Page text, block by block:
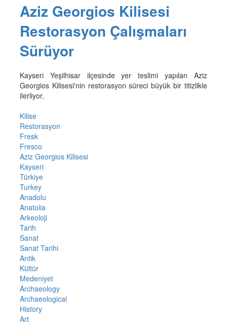
Aziz Georgios Kilisesi
Restorasyon Çalışmaları
Sürüyor
Kayseri Yeşilhisar ilçesinde yer teslimi yapılan Aziz
Georgios Kilisesi'nin restorasyon süreci büyük bir titizlikle
ilerliyor.
Kilise
Restorasyon
Fresk
Fresco
Aziz Georgios Kilisesi
Kayseri
Türkiye
Turkey
Anadolu
Anatolia
Arkeoloji
Tarih
Sanat
Sanat Tarihi
Antik
Kültür
Medeniyet
Archaeology
Archaeological
History
Art